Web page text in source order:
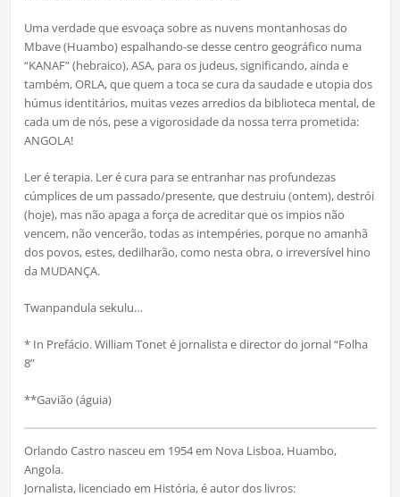
Uma verdade que esvoaça sobre as nuvens montanhosas do
Mbave (Huambo) espalhando-se desse centro geográfico numa
“KANAF” (hebraico), ASA, para os judeus, significando, ainda e
também, ORLA, que quem a toca se cura da saudade e utopia dos
húmus identitários, muitas vezes arredios da biblioteca mental, de
cada um de nós, pese a vigorosidade da nossa terra prometida:
ANGOLA!
Ler é terapia. Ler é cura para se entranhar nas profundezas
cúmplices de um passado/presente, que destruiu (ontem), destrói
(hoje), mas não apaga a força de acreditar que os impios não
vencem, não vencerão, todas as intempéries, porque no amanhã
dos povos, estes, dedilharão, como nesta obra, o irreversível hino
da MUDANÇA.
Twanpandula sekulu…
* In Prefácio. William Tonet é jornalista e director do jornal “Folha
8”
**Gavião (águia)
Orlando Castro nasceu em 1954 em Nova Lisboa, Huambo,
Angola.
Jornalista, licenciado em História, é autor dos livros: